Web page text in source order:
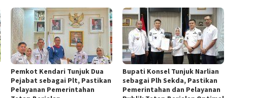
Pemkot Kendari Tunjuk Dua
Pejabat sebagai Plt, Pastikan
Pelayanan Pemerintahan
Bupati Konsel Tunjuk Narlian
sebagai Plh Sekda, Pastikan
Pemerintahan dan Pelayanan